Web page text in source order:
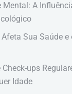
Mental: A
Sua Saúde e
ups
Idade